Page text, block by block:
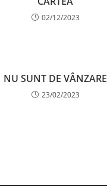
02/12/2023
NU SUNT DE VÂNZARE
23/02/2023